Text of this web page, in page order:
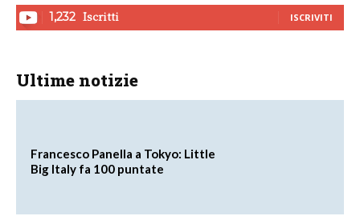
1,232 Iscritti ISCRIVITI
Ultime notizie
Francesco Panella a Tokyo: Little
Big Italy fa 100 puntate